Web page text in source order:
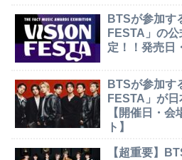
BTSが参加す
FESTA」の
定！！発売日
BTSが参加す
FESTA」が日
【開催日・会
ト】
【超重要】